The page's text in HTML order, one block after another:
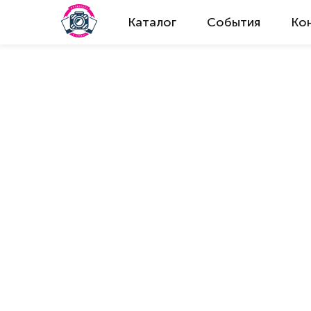
Каталог События